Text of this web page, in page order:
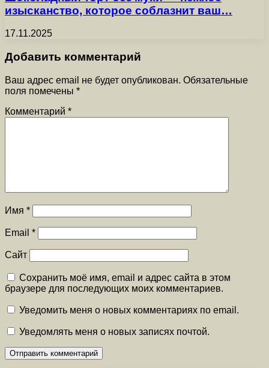
изысканство, которое соблазнит ваш…
17.11.2025
Добавить комментарий
Ваш адрес email не будет опубликован. Обязательные
поля помечены *
Комментарий *
Имя *
Email *
Сайт
Сохранить моё имя, email и адрес сайта в этом
браузере для последующих моих комментариев.
Уведомить меня о новых комментариях по email.
Уведомлять меня о новых записях почтой.